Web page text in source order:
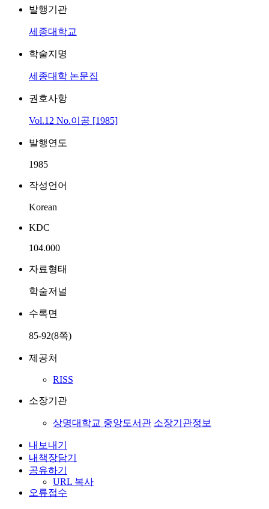
발행기관
세종대학교
학술지명
세종대학 논문집
권호사항
Vol.12 No.이공 [1985]
발행연도
1985
작성언어
Korean
KDC
104.000
자료형태
학술저널
수록면
85-92(8쪽)
제공처
RISS
소장기관
상명대학교 중앙도서관 소장기관정보
내보내기
내책장담기
공유하기
URL 복사
오류접수